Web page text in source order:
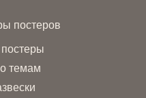
постеров
темам